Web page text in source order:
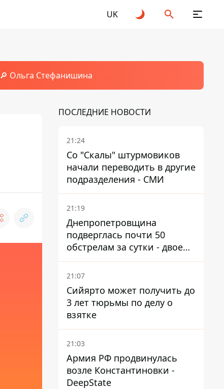
UK
🔎 Ольга Стефанишина
ПОСЛЕДНИЕ НОВОСТИ
21:24
Со "Скалы" штурмовиков
начали переводить в другие
подразделения - СМИ
21:19
Днепропетровщина
подверглась почти 50
обстрелам за сутки - двое
погибших, шесть
пострадавших
21:07
Сийярто может получить до
3 лет тюрьмы по делу о
взятке
21:03
Армия РФ продвинулась
возле Константиновки -
DeepState